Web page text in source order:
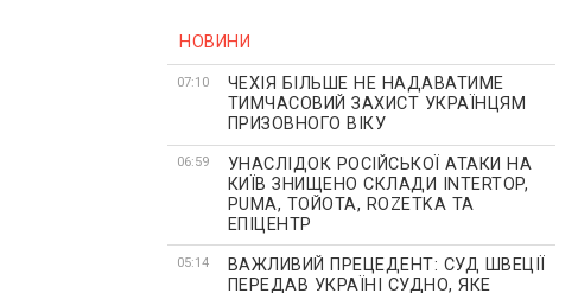
НОВИНИ
07:10
ЧЕХІЯ БІЛЬШЕ НЕ НАДАВАТИМЕ
ТИМЧАСОВИЙ ЗАХИСТ УКРАЇНЦЯМ
ПРИЗОВНОГО ВІКУ
06:59
УНАСЛІДОК РОСІЙСЬКОЇ АТАКИ НА
КИЇВ ЗНИЩЕНО СКЛАДИ INTERTOP,
PUMA, ТОЙОТА, ROZETKA ТА
ЕПІЦЕНТР
05:14
ВАЖЛИВИЙ ПРЕЦЕДЕНТ: СУД ШВЕЦІЇ
ПЕРЕДАВ УКРАЇНІ СУДНО, ЯКЕ